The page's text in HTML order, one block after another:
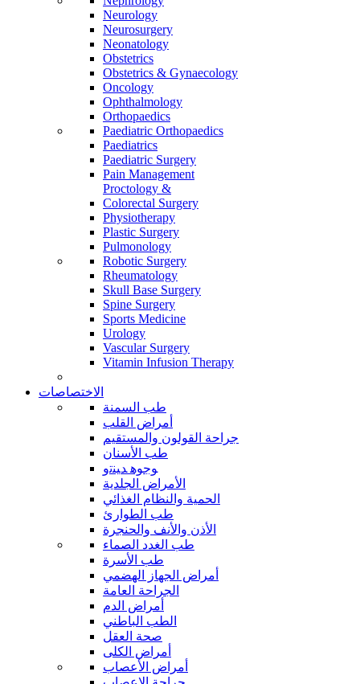
Neurology
Neurosurgery
Neonatology
Obstetrics
Obstetrics & Gynaecology
Oncology
Ophthalmology
Orthopaedics
Paediatric Orthopaedics
Paediatrics
Paediatric Surgery
Pain Management
Proctology &
Colorectal Surgery
Physiotherapy
Plastic Surgery
Pulmonology
Robotic Surgery
Rheumatology
Skull Base Surgery
Spine Surgery
Sports Medicine
Urology
Vascular Surgery
Vitamin Infusion Therapy
الاختصاصات
طب السمنة
أمراض القلب
جراحة القولون والمستقيم
طب الأسنان
ﻮﺟﻮﻫ ﺪﻴﻨﺗﻭ
الأمراض الجلدية
الحمية والنظام الغذائي
طب الطوارئ
الأذن والأنف والحنجرة
طب الغدد الصماء
طب الأسرة
أمراض الجهاز الهضمي
الجراحة العامة
أمراض الدم
الطب الباطني
صحة العقل
أمراض الكلى
أمراض الأعصاب